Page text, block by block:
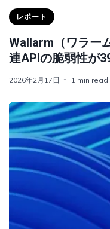
レポート
Wallarm（ワラー
連APIの脆弱性が
2026年2月17日 1 min read